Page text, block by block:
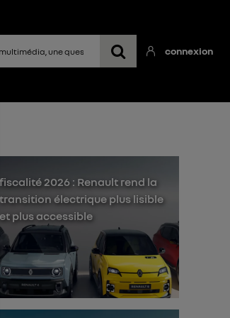
connexion
fiscalité 2026 : Renault rend la
transition électrique plus lisible
et plus accessible